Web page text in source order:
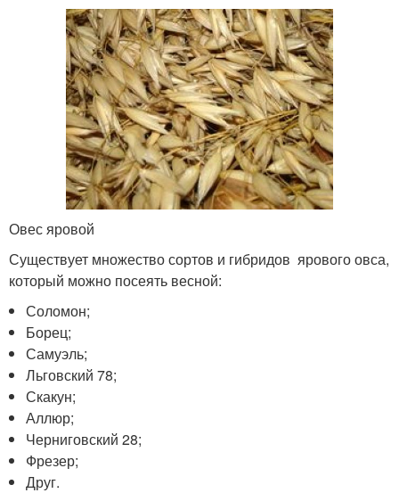
Овес яровой
Существует множество сортов и гибридов ярового овса,
который можно посеять весной:
Соломон;
Борец;
Самуэль;
Льговский 78;
Скакун;
Аллюр;
Черниговский 28;
Фрезер;
Друг.